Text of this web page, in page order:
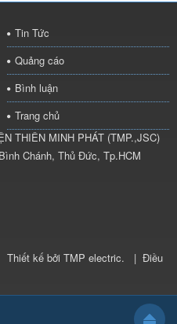
Tin Tức
Quảng cáo
Bình luận
Trang chủ
THIÊN MINH PHÁT (TMP.,JSC)
Chánh, Thủ Đức, Tp.HCM
Thiết kế bởi TMP electric. | Điều